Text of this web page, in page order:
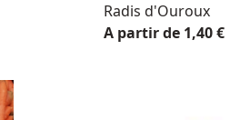
Radis d'Ouroux
A partir de 1,40 €